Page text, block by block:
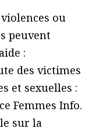
ou
peuvent
:
des victimes
et sexuelles :
Femmes Info.
sur la